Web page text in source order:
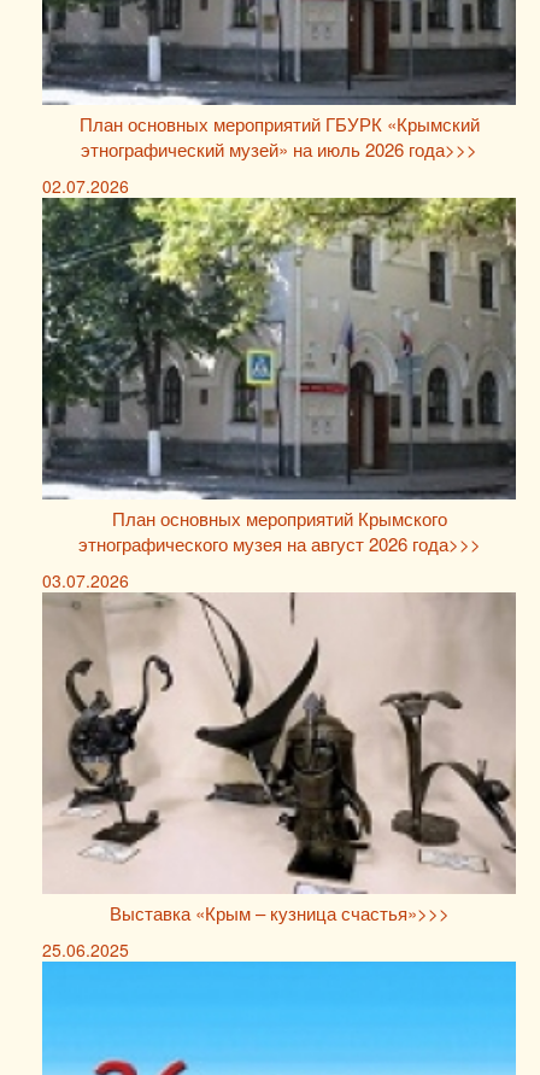
План основных мероприятий ГБУРК «Крымский
этнографический музей» на июль 2026 года>>>
02.07.2026
План основных мероприятий Крымского
этнографического музея на август 2026 года>>>
03.07.2026
Выставка «Крым – кузница счастья»>>>
25.06.2025